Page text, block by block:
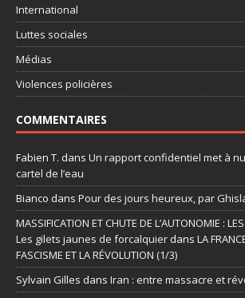
International
Luttes sociales
Médias
Violences policières
COMMENTAIRES
Fabien T. dans Un rapport confidentiel met à
cartel de l’eau
Bianco dans Pour des jours heureux, par
MASSIFICATION ET CHUTE DE L’AUTONOMIE :
Les gilets jaunes de forcalquier dans LA
FASCISME ET LA RÉVOLUTION (1/3)
Sylvain Gilles dans Iran : entre massacre et